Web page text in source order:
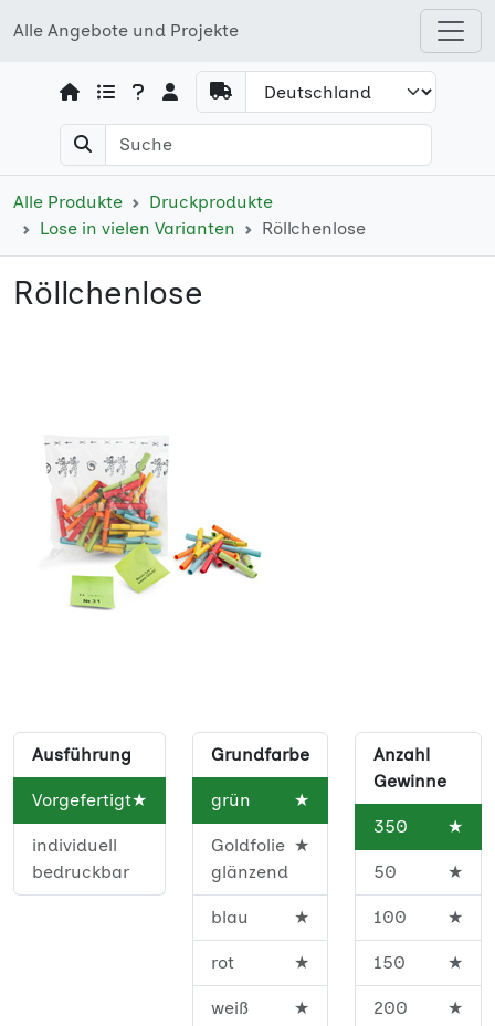
Alle Angebote und Projekte
Open shops menu
Alle Produkte
Druckprodukte
Lose in vielen Varianten
Röllchenlose
Röllchenlose
Ausführung
Vorgefertigt★
individuell
bedruckbar
Grundfarbe
grün ★
Goldfolie
glänzend
★
blau ★
rot ★
weiß ★
Anzahl
Gewinne
350 ★
50 ★
100 ★
150 ★
200 ★